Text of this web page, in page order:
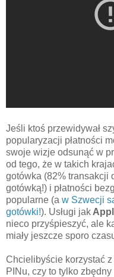
Jeśli ktoś przewidywał
popularyzacji płatności
swoje wizje odsunąć w
od tego, że w takich
gotówka (82% transakcji
gotówką!) i płatności
popularne (a w Szwecji
gotówki!). Usługi jak
nieco przyśpieszyć, ale
miały jeszcze sporo
Chcielibyście korzystać
PINu, czy to tylko